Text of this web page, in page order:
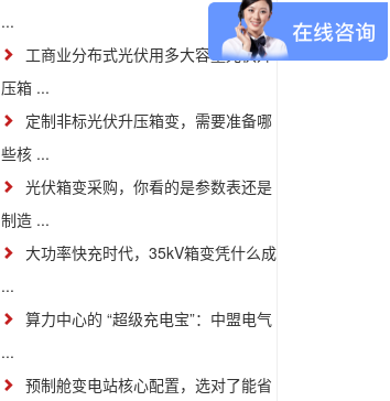
...
工商业分布式光伏用多大容量光伏升
压箱 ...
定制非标光伏升压箱变，需要准备哪
些核 ...
光伏箱变采购，你看的是参数表还是
制造 ...
大功率快充时代，35kV箱变凭什么成
...
算力中心的 “超级充电宝”：中盟电气
...
预制舱变电站核心配置，选对了能省